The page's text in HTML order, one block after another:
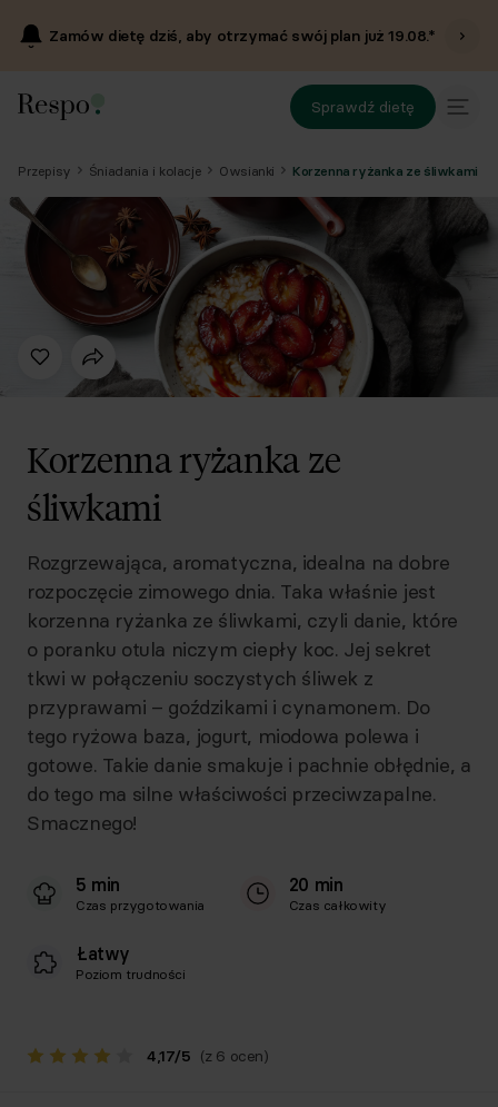
Zamów dietę dziś, aby otrzymać swój plan już19.08.*
Sprawdź dietę
Przepisy Śniadania i kolacje Owsianki Korzenna ryżanka ze śliwkami
Korzenna ryżanka ze
śliwkami
Rozgrzewająca, aromatyczna, idealna na dobre
rozpoczęcie zimowego dnia. Taka właśnie jest
korzenna ryżanka ze śliwkami, czyli danie, które
o poranku otula niczym ciepły koc. Jej sekret
tkwi w połączeniu soczystych śliwek z
przyprawami – goździkami i cynamonem. Do
tego ryżowa baza, jogurt, miodowa polewa i
gotowe. Takie danie smakuje i pachnie obłędnie, a
do tego ma silne właściwości przeciwzapalne.
Smacznego!
5 min
Czas przygotowania
20 min
Czas całkowity
Łatwy
Poziom trudności
4,17/5 (z 6 ocen)